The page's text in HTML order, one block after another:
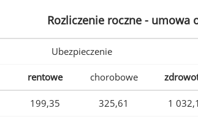
Rozliczenie roczne - umowa
Ubezpieczenie
rentowe chorobowe
199,35 325,61 1